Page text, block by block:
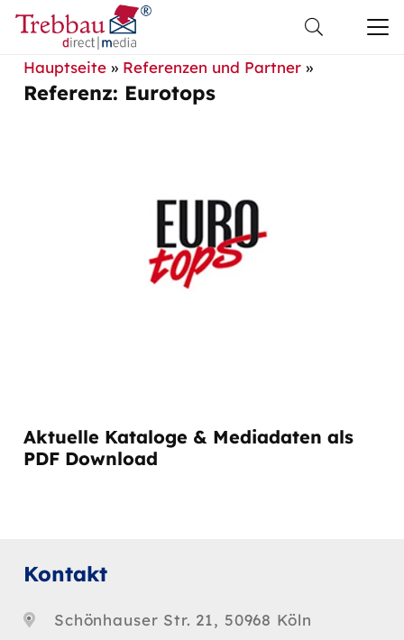
Hauptseite» Referenzen und Partner»
Referenz: Eurotops
Aktuelle Kataloge & Mediadaten als
PDF Download
Kontakt
Schönhauser Str. 21, 50968 Köln